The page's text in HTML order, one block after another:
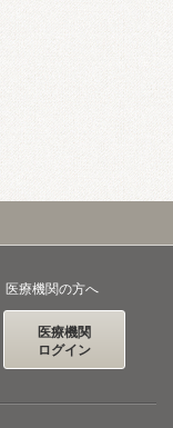
医療機関の方へ
医療機関
ログイン